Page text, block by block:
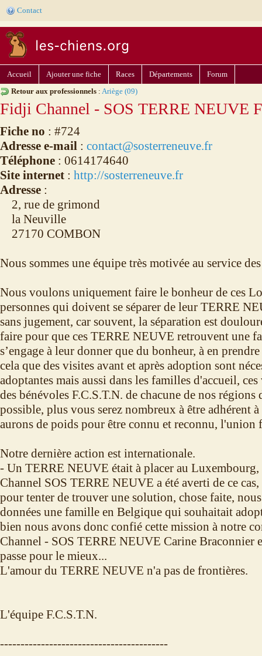
Contact
Accueil Ajouter une fiche Races Départements
Forum
Retour aux professionnels : Ariège (09)
Fidji Channel - SOS TERRE NEUVE
Fiche no : #724
Adresse e-mail : contact@sosterreneuve.fr
Téléphone : 0614174640
Site internet : http://sosterreneuve.fr
Adresse :
2, rue de grimond
la Neuville
27170 COMBON
Nous sommes une équipe très motivée au service
Nous voulons uniquement faire le bonheur de ces
personnes qui doivent se séparer de leur TERRE
sans jugement, car souvent, la séparation est
faire pour que ces TERRE NEUVE retrouvent une
s’engage à leur donner que du bonheur, à en
cela que des visites avant et après adoption sont
adoptantes mais aussi dans les familles d'accueil,
des bénévoles F.C.S.T.N. de chacune de nos régions
possible, plus vous serez nombreux à être adhérent
aurons de poids pour être connu et reconnu, l'union
Notre dernière action est internationale.
- Un TERRE NEUVE était à placer au
Channel SOS TERRE NEUVE a été averti de ce
pour tenter de trouver une solution, chose faite,
données une famille en Belgique qui souhaitait
bien nous avons donc confié cette mission à notre
Channel - SOS TERRE NEUVE Carine Braconnier
passe pour le mieux...
L'amour du TERRE NEUVE n'a pas de frontières.
L'équipe F.C.S.T.N.
-----------------------------------------